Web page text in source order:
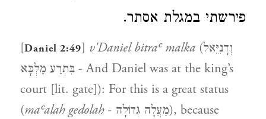
פירשתי במגלת אסתר.
[Daniel 2:49] v'Daniel bitraʿ malka (וְדָנִיֵּאל
בִּתְרַע מַלְכָּא - And Daniel was at the king’s
court [lit. gate]): For this is a great status
(maʿalah gedolah- מַעֲלָה גְדוֹלָה), because